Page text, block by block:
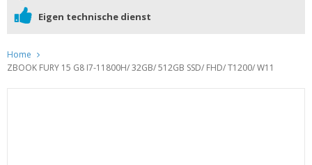
Eigen technische dienst
Home
ZBOOK FURY 15 G8 I7-11800H/ 32GB/ 512GB SSD/ FHD/ T1200/ W11